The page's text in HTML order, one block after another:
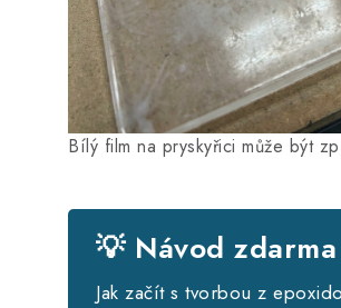
Bílý film na pryskyřici může být
💡 Návod zdarma
Jak začít s tvorbou z